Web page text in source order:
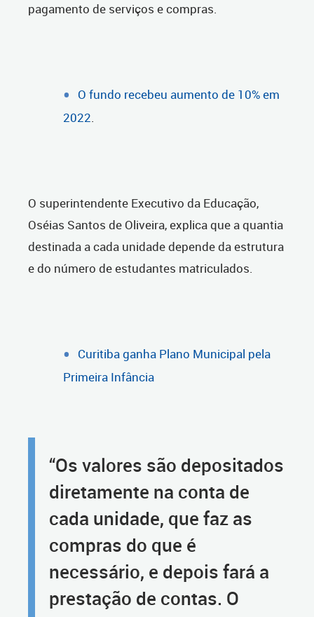
pagamento de serviços e compras.
O fundo recebeu aumento de 10% em
2022.
O superintendente Executivo da Educação,
Oséias Santos de Oliveira, explica que a quantia
destinada a cada unidade depende da estrutura
e do número de estudantes matriculados.
Curitiba ganha Plano Municipal pela
Primeira Infância
“Os valores são depositados
diretamente na conta de
cada unidade, que faz as
compras do que é
necessário, e depois fará a
prestação de contas. O